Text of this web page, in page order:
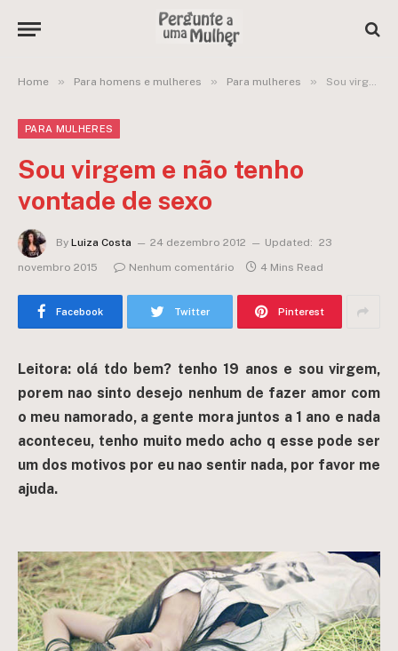
Home » Para homens e mulheres » Para mulheres » Sou virgem e não tenho vontade de sexo
PARA MULHERES
Sou virgem e não tenho
vontade de sexo
By Luiza Costa 24 dezembro 2012 Updated: 23
novembro 2015
Nenhum comentário 4 Mins Read
Facebook Twitter Pinterest
Leitora: olá tdo bem? tenho 19 anos e sou virgem,
porem nao sinto desejo nenhum de fazer amor com
o meu namorado, a gente mora juntos a 1 ano e nada
aconteceu, tenho muito medo acho q esse pode ser
um dos motivos por eu nao sentir nada, por favor me
ajuda.